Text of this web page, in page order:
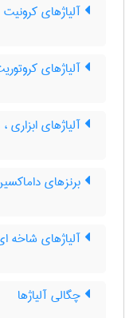
آلیاژهای کرونیت
آلیاژهای
آلیاژهای ابزاری
برنزهای
آلیاژهای شاخه
چگالی آلیاژها